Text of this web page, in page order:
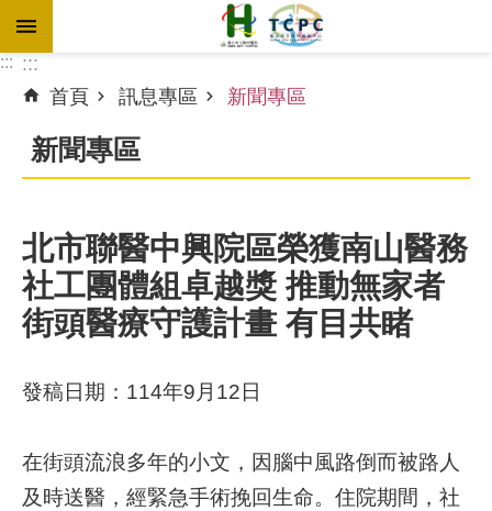
跳到主要內容區塊
進
搜
尋
訊
息
專
本
院
::: :::
首頁
訊息專區 新聞專區
新聞專區
北市聯醫中興院區榮獲南山醫務
社工團體組卓越獎 推動無家者
街頭醫療守護計畫 有目共睹
發稿日期：114年9月12日
在街頭流浪多年的小文，因腦中風路倒而被路人
及時送醫，經緊急手術挽回生命。住院期間，社